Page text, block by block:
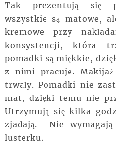
Tak prezentują się
wszystkie są matowe,
kremowe przy
konsystencji, która
pomadki są miękkie,
z nimi pracuje.
trwały. Pomadki nie
mat, dzięki temu nie
Utrzymują się kilka
zjadają. Nie
lusterku.